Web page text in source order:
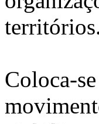
Coloca-